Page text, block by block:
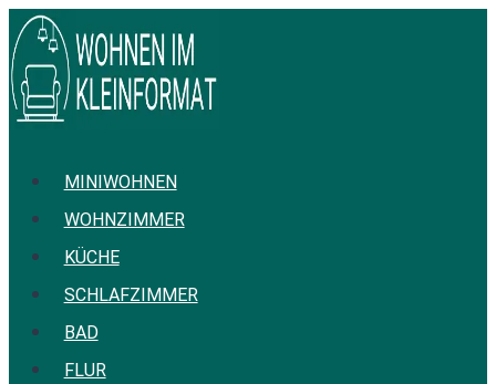
Zum
Inhalt
springen
MINIWOHNEN
WOHNZIMMER
KÜCHE
SCHLAFZIMMER
BAD
FLUR